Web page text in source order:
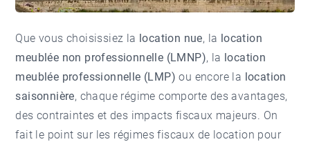
Que vous choisissiez la location nue, la location
meublée non professionnelle (LMNP), la location
meublée professionnelle (LMP) ou encore la location
saisonnière, chaque régime comporte des avantages,
des contraintes et des impacts fiscaux majeurs. On
fait le point sur les régimes fiscaux de location pour